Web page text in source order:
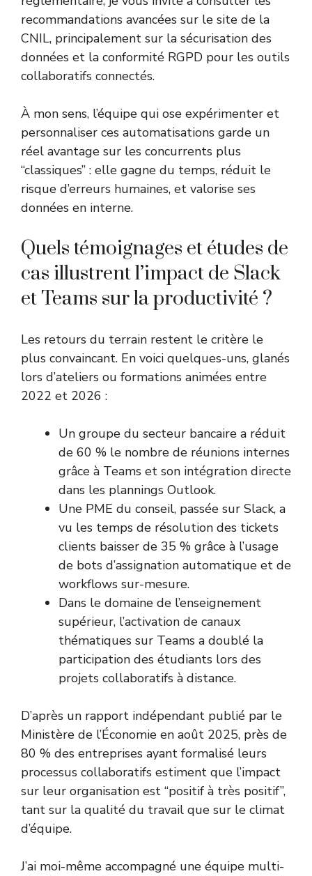
recommandations avancées sur le site de la
CNIL, principalement sur la sécurisation des
données et la conformité RGPD pour les outils
collaboratifs connectés.
À mon sens, l’équipe qui ose expérimenter et
personnaliser ces automatisations garde un
réel avantage sur les concurrents plus
“classiques” : elle gagne du temps, réduit le
risque d’erreurs humaines, et valorise ses
données en interne.
Quels témoignages et études de
cas illustrent l’impact de Slack
et Teams sur la productivité ?
Les retours du terrain restent le critère le
plus convaincant. En voici quelques-uns, glanés
lors d’ateliers ou formations animées entre
2022 et 2026 :
Un groupe du secteur bancaire a réduit
de 60 % le nombre de réunions internes
grâce à Teams et son intégration directe
dans les plannings Outlook.
Une PME du conseil, passée sur Slack, a
vu les temps de résolution des tickets
clients baisser de 35 % grâce à l’usage
de bots d’assignation automatique et de
workflows sur-mesure.
Dans le domaine de l’enseignement
supérieur, l’activation de canaux
thématiques sur Teams a doublé la
participation des étudiants lors des
projets collaboratifs à distance.
D’après un rapport indépendant publié par le
Ministère de l’Économie en août 2025, près de
80 % des entreprises ayant formalisé leurs
processus collaboratifs estiment que l’impact
sur leur organisation est “positif à très positif”,
tant sur la qualité du travail que sur le climat
d’équipe.
J’ai moi-même accompagné une équipe multi-